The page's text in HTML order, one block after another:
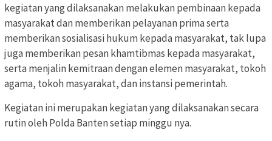
kegiatan yang dilaksanakan melakukan pembinaan kepada
masyarakat dan memberikan pelayanan prima serta
memberikan sosialisasi hukum kepada masyarakat, tak lupa
juga memberikan pesan khamtibmas kepada masyarakat,
serta menjalin kemitraan dengan elemen masyarakat, tokoh
agama, tokoh masyarakat, dan instansi pemerintah.
Kegiatan ini merupakan kegiatan yang dilaksanakan secara
rutin oleh Polda Banten setiap minggu nya.